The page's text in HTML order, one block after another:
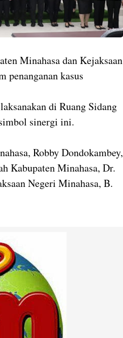
Minahasa dan Kejaksaan
penanganan kasus
di Ruang Sidang
sinergi ini.
Robby Dondokambey,
Kabupaten Minahasa, Dr.
Negeri Minahasa, B.